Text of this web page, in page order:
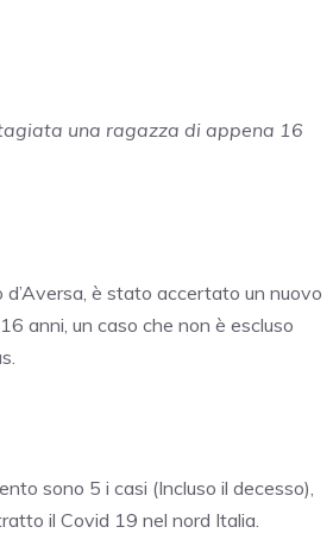
una ragazza di appena 16
è stato accertato un nuovo
anni, un caso che non è escluso
sono 5 i casi (Incluso il decesso),
il Covid 19 nel nord Italia.